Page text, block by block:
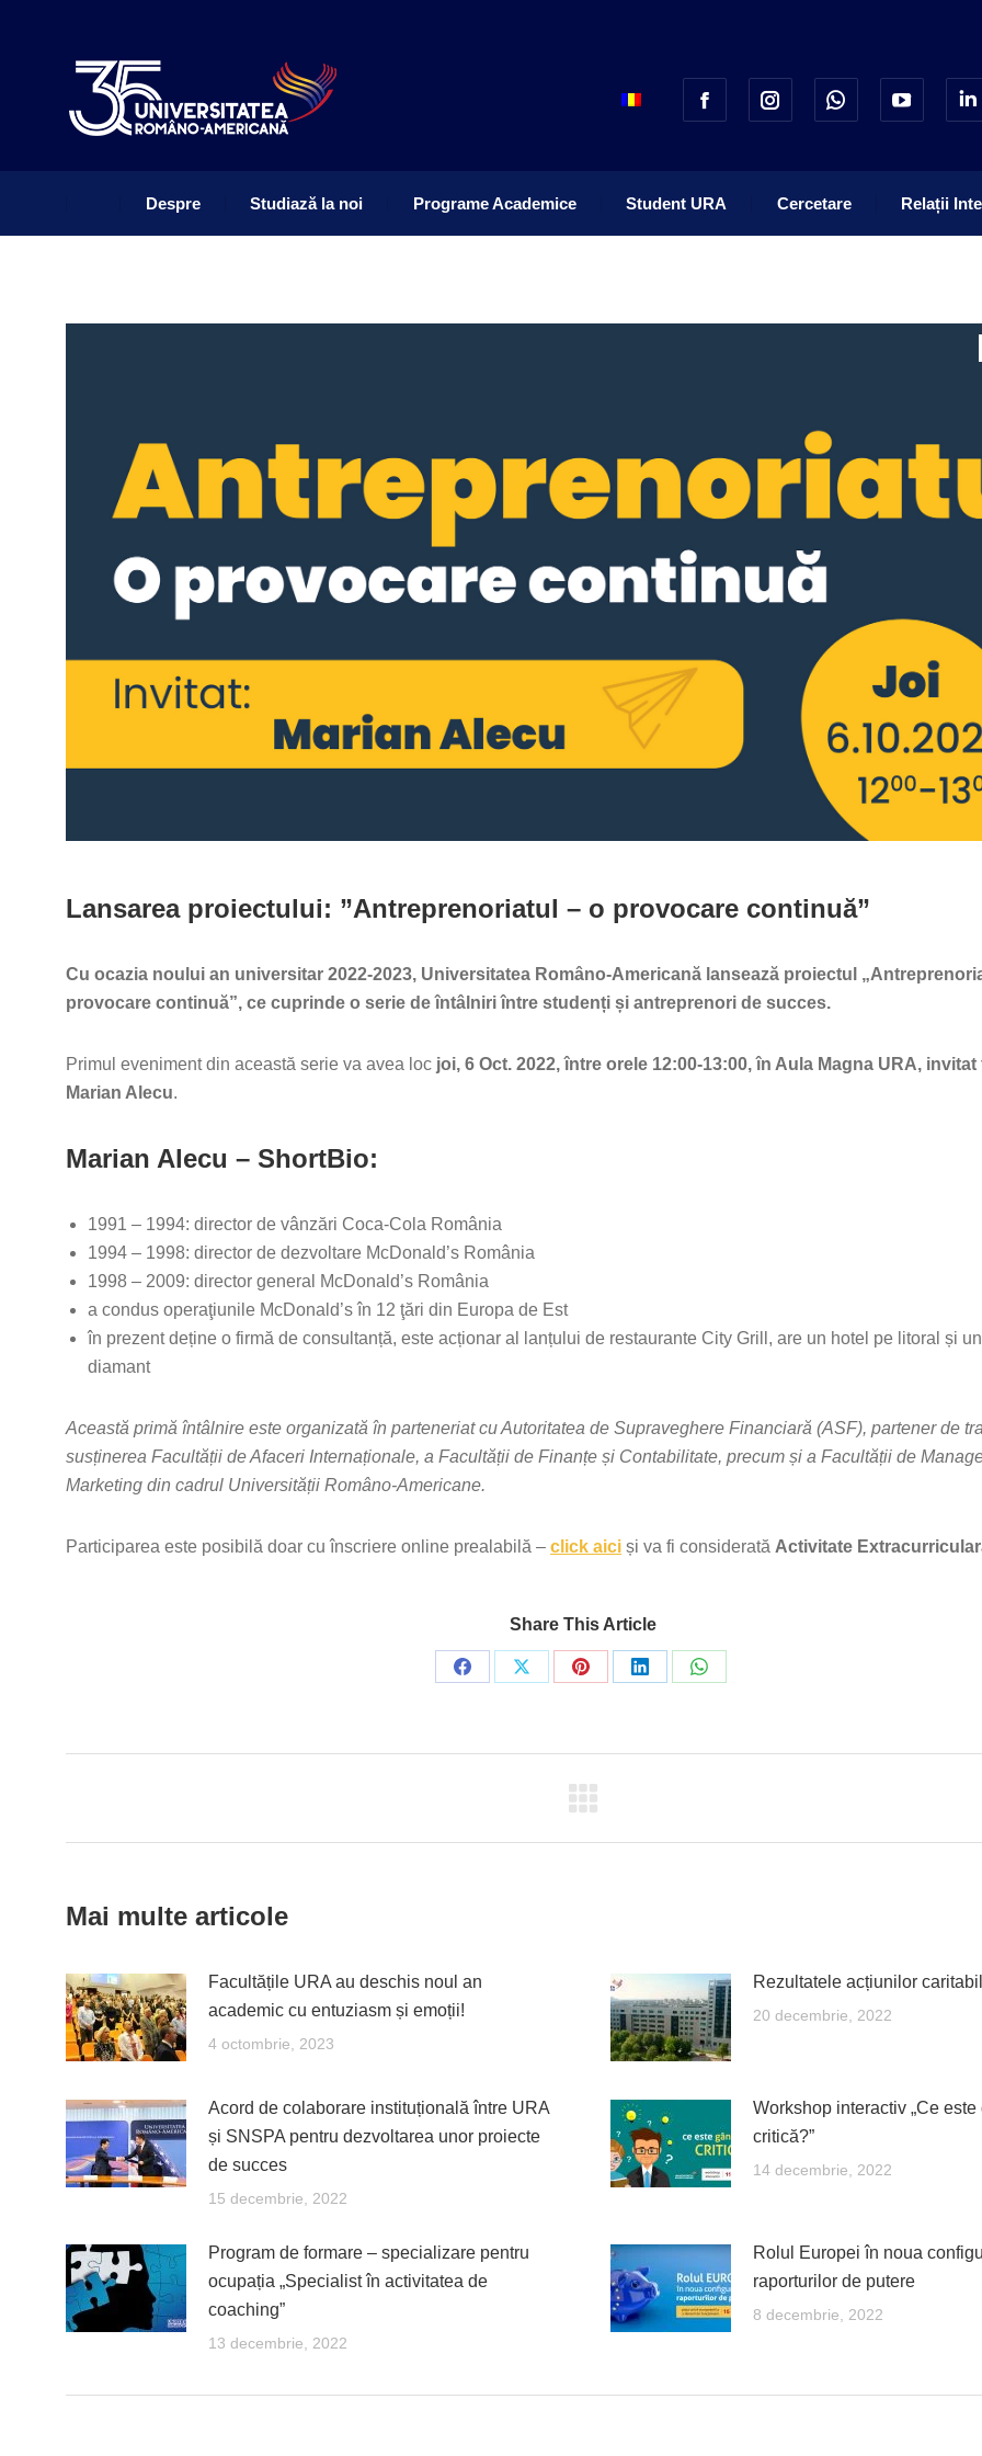
Despre Studiază la noi Programe Academice Student URA Cercetare Relații
Lansarea proiectului: ”Antreprenoriatul – o provocare continuă”
Cu ocazia noului an universitar 2022-2023, Universitatea Româno-Americană lansează proiectul
provocare continuă”, ce cuprinde o serie de întâlniri între studenți și antreprenori de succes.
Primul eveniment din această serie va avea loc joi, 6 Oct. 2022, între orele 12:00-13:00, în Aula Magna URA,
Marian Alecu.
Marian Alecu – ShortBio:
1991 – 1994: director de vânzări Coca-Cola România
1994 – 1998: director de dezvoltare McDonald’s România
1998 – 2009: director general McDonald’s România
a condus operaţiunile McDonald’s în 12 ţări din Europa de Est
în prezent deține o firmă de consultanță, este acționar al lanțului de restaurante City Grill, are un hotel pe litoral și
diamant
Această primă întâlnire este organizată în parteneriat cu Autoritatea de Supraveghere Financiară (ASF), partener de
susținerea Facultății de Afaceri Internaționale, a Facultății de Finanțe și Contabilitate, precum și a Facultății de
Marketing din cadrul Universității Româno-Americane.
Participarea este posibilă doar cu înscriere online prealabilă – click aici și va fi considerată Activitate
Share This Article
Share
Share
Share
Share
Share
Mai multe articole
Facultățile URA au deschis noul an
academic cu entuziasm și emoții!
4 octombrie, 2023
Rezultatele acțiunilor
20 decembrie, 2022
Acord de colaborare instituțională între URA
și SNSPA pentru dezvoltarea unor proiecte
de succes
15 decembrie, 2022
Workshop interactiv „Ce
critică?”
14 decembrie, 2022
Program de formare – specializare pentru
ocupația „Specialist în activitatea de
coaching”
13 decembrie, 2022
Rolul Europei în noua
raporturilor de putere
8 decembrie, 2022